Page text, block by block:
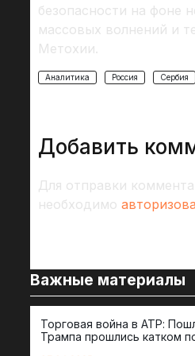
безопасности на фоне
массовых волнений и
Метохии.
Аналитика Россия Сербия
Добавить
Для отправки
необходимо
Важные материалы
Торговая война в АТР:
Трампа прошлись катком